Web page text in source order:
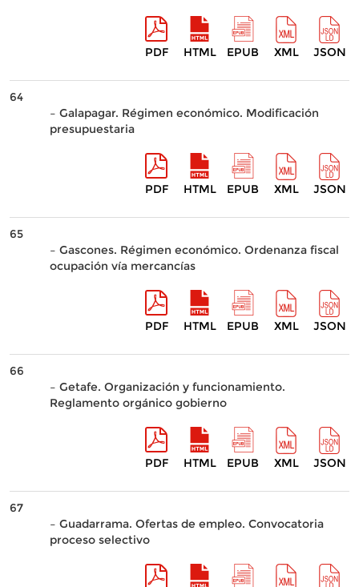
PDF HTML EPUB XML JSON
64
– Galapagar. Régimen económico. Modificación
presupuestaria
PDF HTML EPUB XML JSON
65
– Gascones. Régimen económico. Ordenanza fiscal
ocupación vía mercancías
PDF HTML EPUB XML JSON
66
– Getafe. Organización y funcionamiento.
Reglamento orgánico gobierno
PDF HTML EPUB XML JSON
67
– Guadarrama. Ofertas de empleo. Convocatoria
proceso selectivo